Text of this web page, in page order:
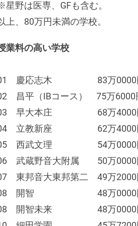
野は医専、GFも含む。
上、80万円未満の学校。
業料の高い学校
慶応志木 83万0000
昌平（IBコース） 75万
早大本庄 68万4000
立教新座 62万4000
西武文理 54万0000
武蔵野音大附属 50万0000
東邦音大東邦第二 49万2000
開智 48万0000
開智未来 48万0000